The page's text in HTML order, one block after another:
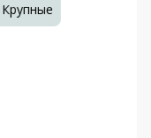
Крупные